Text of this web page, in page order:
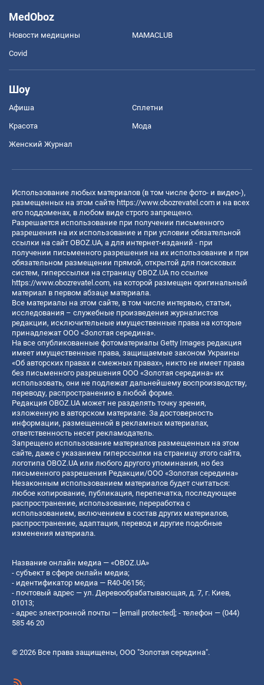
MedOboz
Новости медицины MAMACLUB
Covid
Шоу
Афиша Сплетни
Красота Мода
Женский Журнал
Использование любых материалов (в том числе фото- и видео-),
размещенных на этом сайте https://www.obozrevatel.com и на всех
его поддоменах, в любом виде строго запрещено.
Разрешается использование при получении письменного
разрешения на их использование и при условии обязательной
ссылки на сайт OBOZ.UA, а для интернет-изданий - при
получении письменного разрешения на их использование и при
обязательном размещении прямой, открытой для поисковых
систем, гиперссылки на страницу OBOZ.UA по ссылке
https://www.obozrevatel.com, на которой размещен оригинальный
материал в первом абзаце материала.
Все материалы на этом сайте, в том числе интервью, статьи,
исследования – служебные произведения журналистов
редакции, исключительные имущественные права на которые
принадлежат ООО «Золотая середина».
На все опубликованные фотоматериалы Getty Images редакция
имеет имущественные права, защищаемые законом Украины
«Об авторских правах и смежных правах», никто не имеет права
без письменного разрешения ООО «Золотая середина» их
использовать, они не подлежат дальнейшему воспроизводству,
переводу, распространению в любой форме.
Редакция OBOZ.UA может не разделять точку зрения,
изложенную в авторском материале. За достоверность
информации, размещенной в рекламных материалах,
ответственность несет рекламодатель.
Запрещено использование материалов размещенных на этом
сайте, даже с указанием гиперссылки на страницу этого сайта,
логотипа OBOZ.UA или любого другого упоминания, но без
письменного разрешения Редакции/ООО «Золотая середина»
Незаконным использованием материалов будет считаться:
любое копирование, публикация, перепечатка, последующее
распространение, использование, переработка с
использованием, включением в состав других материалов,
распространение, адаптация, перевод и другие подобные
изменения материала.
Название онлайн медиа — «OBOZ.UA»
- субъект в сфере онлайн медиа;
- идентификатор медиа — R40-06156;
- почтовый адрес — ул. Деревообрабатывающая, д. 7, г. Киев,
01013;
- адрес электронной почты — [email protected] ; - телефон — (044)
585 46 20
© 2026 Все права защищены, ООО "Золотая середина".